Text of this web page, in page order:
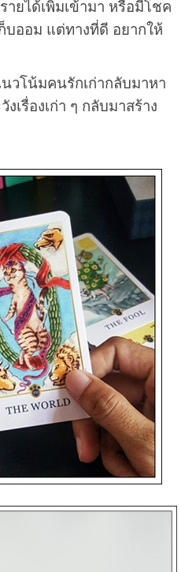
ยได้เพิ่มเข้ามา หรือมีโชค
ออม แต่ทางที่ดี อยากให้
วโน้มคนรักเก่ากลับมาหา
เรื่องเก่า ๆ กลับมาสร้าง